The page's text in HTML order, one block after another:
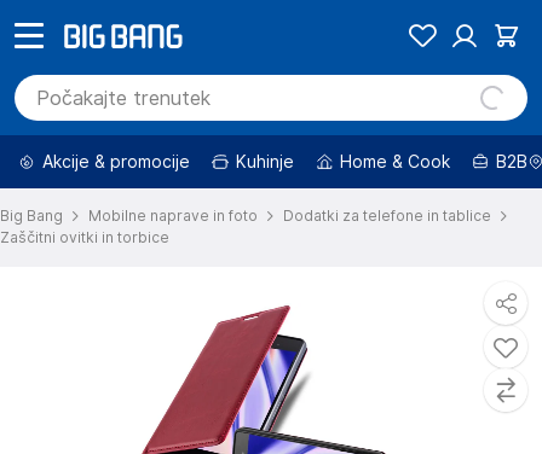
Akcije & promocije Kuhinje Home & Cook B2B
Big Bang Mobilne naprave in foto
Dodatki za telefone in tablice
Zaščitni ovitki in torbice